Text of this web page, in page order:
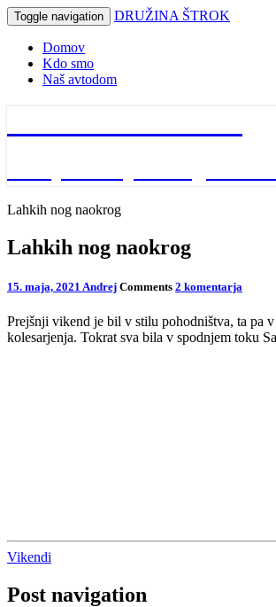
Toggle navigation DRUŽINA ŠTROK
Domov
Kdo smo
Naš avtodom
Lahkih nog naokrog
Lahkih nog naokrog
15. maja, 2021 Andrej Comments 2 komentarja
Prejšnji vikend je bil v stilu pohodništva, ta pa v
kolesarjenja. Tokrat sva bila v spodnjem toku
Vikendi
Post navigation